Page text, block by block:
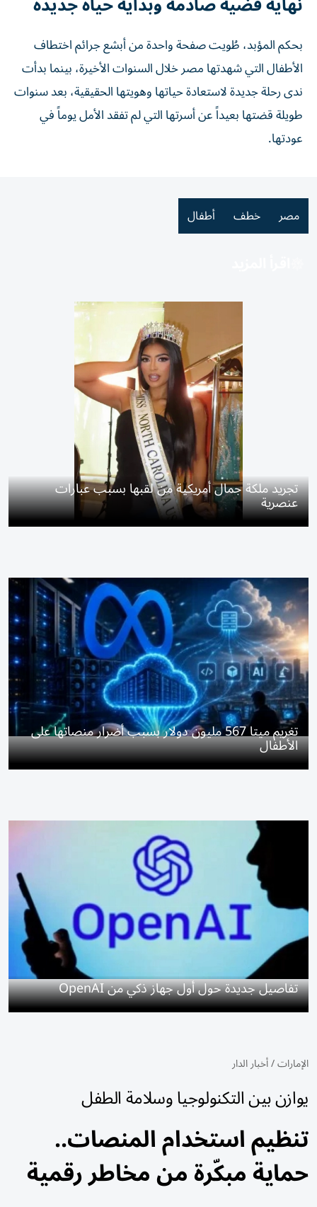
بحكم المؤبد، طُويت صفحة واحدة من أبشع جرائم اختطاف
الأطفال التي شهدتها مصر خلال السنوات الأخيرة، بينما بدأت
ندى رحلة جديدة لاستعادة حياتها وهويتها الحقيقية، بعد سنوات
طويلة قضتها بعيداً عن أسرتها التي لم تفقد الأمل يوماً في
عودتها.
مصر خطف أطفال
تجريد ملكة جمال أمريكية من لقبها بسبب عبارات
عنصرية
تغريم ميتا 567 مليون دولار بسبب أضرار منصاتها على
الأطفال
تفاصيل جديدة حول أول جهاز ذكي من OpenAI
الإمارات/أخبار الدار
يوازن بين التكنولوجيا وسلامة الطفل
تنظيم استخدام المنصات..
حماية مبكّرة من مخاطر رقمية